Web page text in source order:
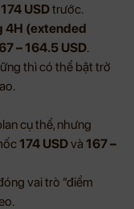
USDtrước.
4H (extended
– 164.5 USD.
thì có thể bật trở
cụ thể, nhưng
174 USDvà 167 –
vai trò “điểm